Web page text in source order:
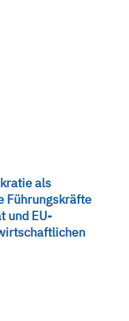
als
Führungskräfte
und EU-